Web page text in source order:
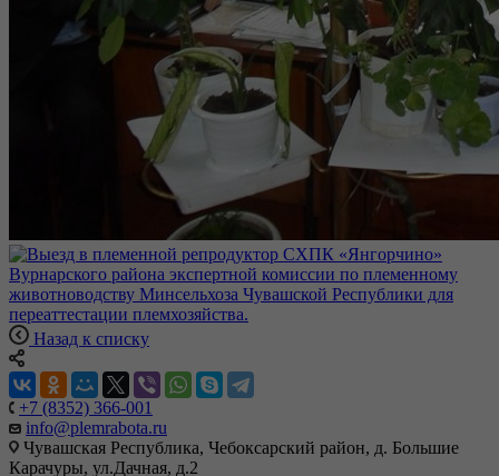
Назад к списку
+7 (8352) 366-001
info@plemrabota.ru
Чувашская Республика, Чебоксарский район, д. Большие
Карачуры, ул.Дачная, д.2